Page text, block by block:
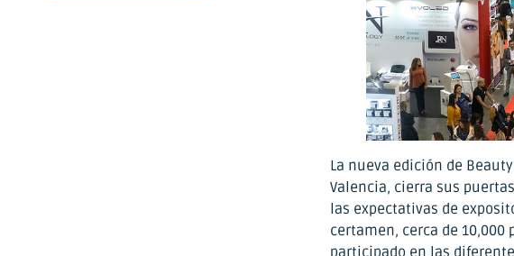
La nueva edición de
Valencia, cierra sus
las expectativas de
certamen, cerca de
participado en las